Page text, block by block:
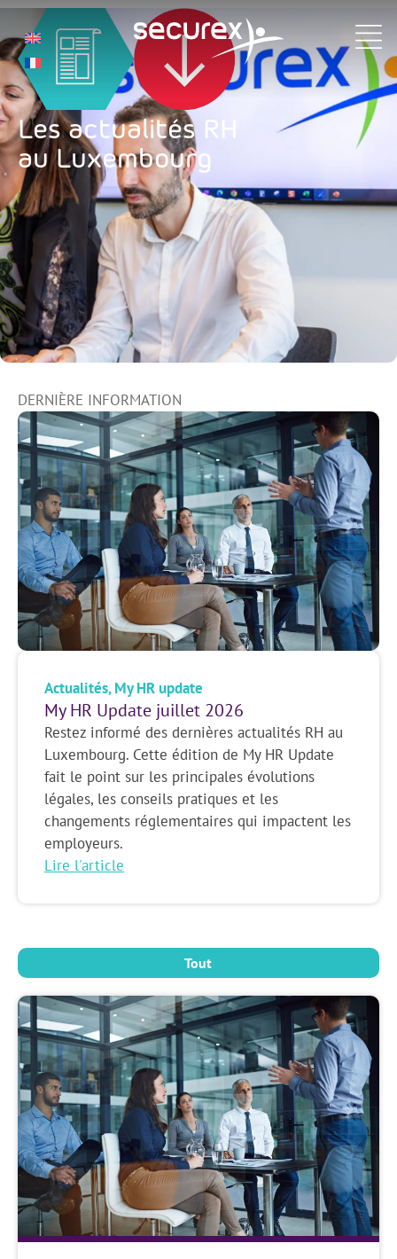
Actualités
Les actualités RH
au Luxembourg
DERNIÈRE INFORMATION
Actualités,My HR update
My HR Update juillet 2026
Restez informé des dernières actualités RH au
Luxembourg. Cette édition de My HR Update
fait le point sur les principales évolutions
légales, les conseils pratiques et les
changements réglementaires qui impactent les
employeurs.
Lire l'article
Tout